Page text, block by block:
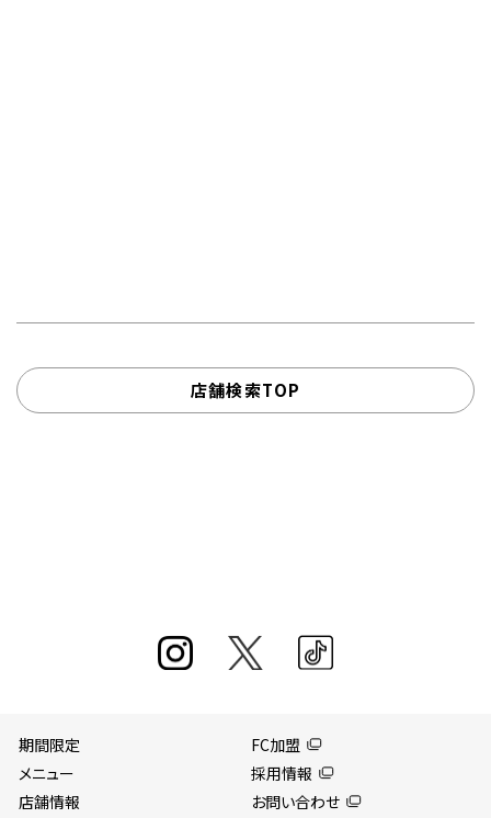
店舗検索TOP
期間限定
メニュー
店舗情報
FC加盟
採用情報
お問い合わせ